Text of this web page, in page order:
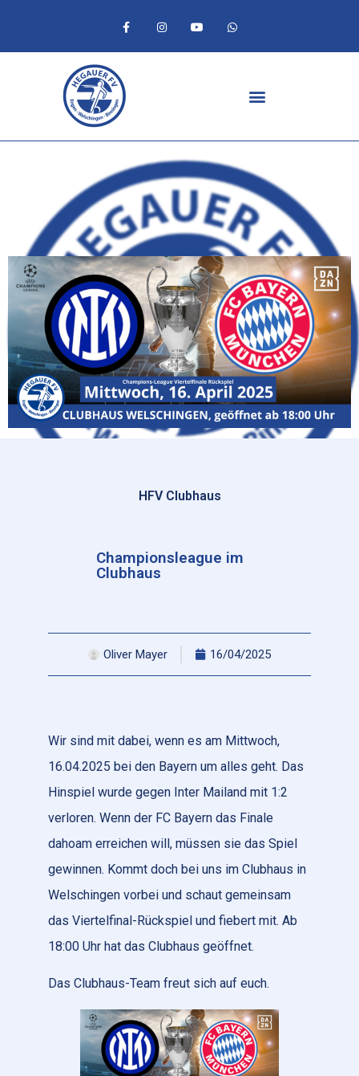
HFV Clubhaus
Championsleague im
Clubhaus
Oliver Mayer 16/04/2025
Wir sind mit dabei, wenn es am Mittwoch,
16.04.2025 bei den Bayern um alles geht. Das
Hinspiel wurde gegen Inter Mailand mit 1:2
verloren. Wenn der FC Bayern das Finale
dahoam erreichen will, müssen sie das Spiel
gewinnen. Kommt doch bei uns im Clubhaus in
Welschingen vorbei und schaut gemeinsam
das Viertelfinal-Rückspiel und fiebert mit. Ab
18:00 Uhr hat das Clubhaus geöffnet.
Das Clubhaus-Team freut sich auf euch.